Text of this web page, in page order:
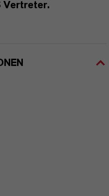
Vertreter.